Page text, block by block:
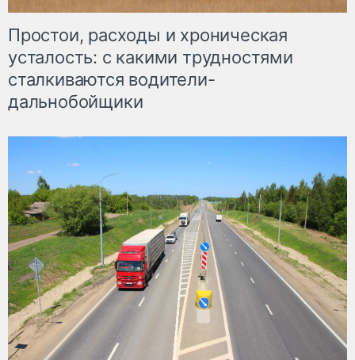
Простои, расходы и хроническая
усталость: с какими трудностями
сталкиваются водители-
дальнобойщики